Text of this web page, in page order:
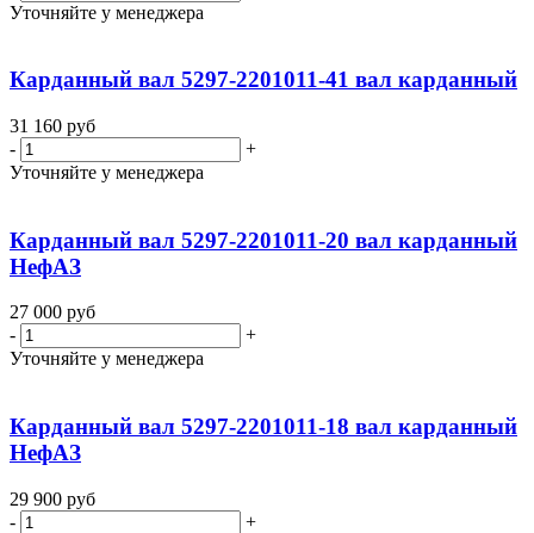
Уточняйте у менеджера
Карданный вал 5297-2201011-41 вал карданный
31 160 руб
-
+
Уточняйте у менеджера
Карданный вал 5297-2201011-20 вал карданный
НефАЗ
27 000 руб
-
+
Уточняйте у менеджера
Карданный вал 5297-2201011-18 вал карданный
НефАЗ
29 900 руб
-
+